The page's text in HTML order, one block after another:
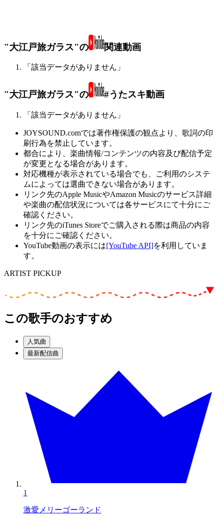
"大江戸旅ガラス"の 関連動画
「該当データがありません」
"大江戸旅ガラス"の #うたスキ動画
「該当データがありません」
JOYSOUND.comでは著作権保護の観点より、歌詞の印
刷行為を禁止しています。
都合により、楽曲情報/コンテンツの内容及び配信予定
が変更となる場合があります。
対応機種が表示されている場合でも、ご利用のシステ
ムによっては選曲できない場合があります。
リンク先のApple MusicやAmazon Musicのサービス詳細
や楽曲の配信状況については各サービスにて十分にご
確認ください。
リンク先のiTunes Storeでご購入される際は商品の内容
を十分にご確認ください。
YouTube動画の表示には[YouTube API]を利用していま
す。
ARTIST PICKUP
この歌手のおすすめ
人気曲
最新配信曲
1
激愛メリーゴーランド